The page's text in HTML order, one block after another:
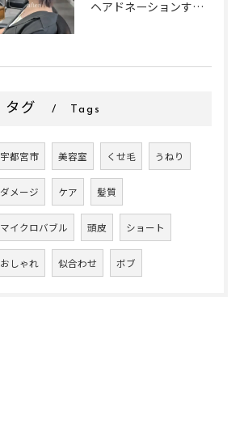
ヘアドネーションするお客様✂
タグ Tags
宇都宮市 美容室 くせ毛 うねり
ダメージ ケア 髪質
マイクロバブル 頭皮 ショート
おしゃれ 似合わせ ボブ